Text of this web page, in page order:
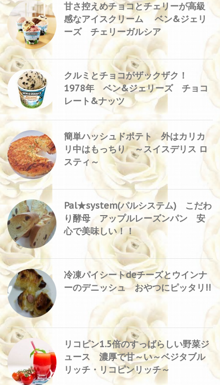
甘さ控えめチョコとチェリーが高級
感なアイスクリーム ベン&ジェリ
ーズ チェリーガルシア
クルミとチョコがザックザク！
1978年 ベン&ジェリーズ チョコ
レート&ナッツ
簡単ハッシュドポテト 外はカリカ
リ中はもっちり ～スイスデリス ロ
スティ～
Pal★system(パルシステム) こだわ
り酵母 アップルレーズンパン 安
心で美味しい！！
冷凍パイシートdeチーズとウインナ
ーのデニッシュ おやつにピッタリ!!
リコピン1.5倍のすっばらしい野菜ジ
ュース 濃厚で甘～い～ベジタブル
リッチ・リコピンリッチ～